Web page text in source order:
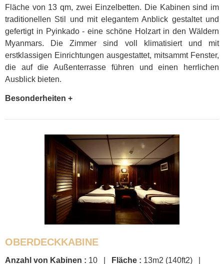
Fläche von 13 qm, zwei Einzelbetten. Die Kabinen sind im
traditionellen Stil und mit elegantem Anblick gestaltet und
gefertigt in Pyinkado - eine schöne Holzart in den Wäldern
Myanmars. Die Zimmer sind voll klimatisiert und mit
erstklassigen Einrichtungen ausgestattet, mitsammt Fenster,
die auf die Außenterrasse führen und einen herrlichen
Ausblick bieten.
Besonderheiten +
OBERDECKKABINE
Anzahl von Kabinen : 10 | Fläche : 13m2 (140ft2) |